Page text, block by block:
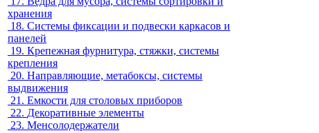
хранения
18. Системы фиксации и подвески каркасов и
панелей
19. Крепежная фурнитура, стяжки, системы
крепления
20. Направляющие, метабоксы, системы
выдвижения
21. Емкости для столовых приборов
22. Декоративные элементы
23. Менсолодержатели